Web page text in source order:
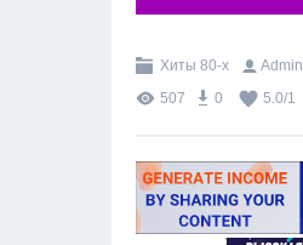
Хиты 80-х Admin
507
0 5.0/1